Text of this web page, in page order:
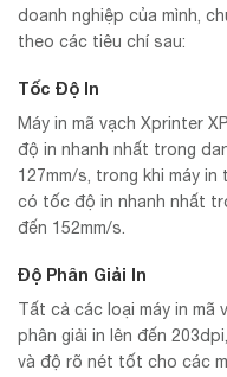
doanh nghiệp của mình,
theo các tiêu chí sau:
Tốc Độ In
Máy in mã vạch Xprinter
độ in nhanh nhất trong
127mm/s, trong khi máy
có tốc độ in nhanh nhất
đến 152mm/s.
Độ Phân Giải In
Tất cả các loại máy in mã
phân giải in lên đến
và độ rõ nét tốt cho các